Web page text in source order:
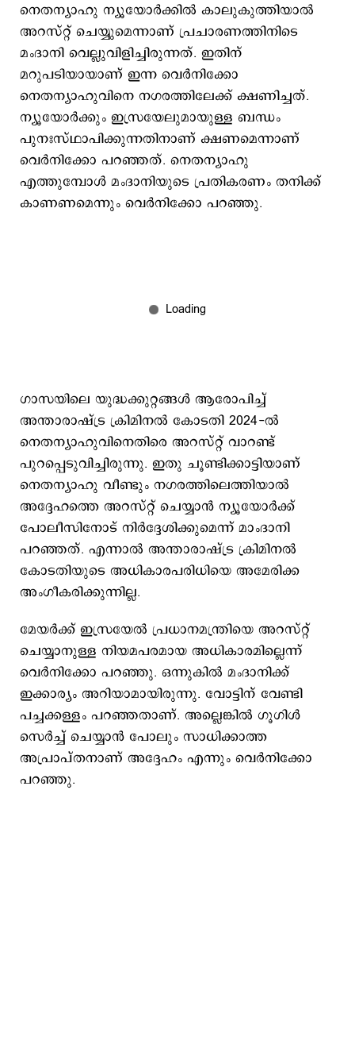
നെതന്യാഹു ന്യൂയോര്‍ക്കില്‍ കാലുകുത്തിയാല്‍
അറസ്റ്റ് ചെയ്യുമെന്നാണ് പ്രചാരണത്തിനിടെ
മംദാനി വെല്ലുവിളിച്ചിരുന്നത്. ഇതിന്
മറുപടിയായാണ് ഇന്ന വെര്‍നിക്കോ
നെതന്യാഹുവിനെ നഗരത്തിലേക്ക് ക്ഷണിച്ചത്.
ന്യൂയോര്‍ക്കും ഇസ്രയേലുമായുള്ള ബന്ധം
പുനഃസ്ഥാപിക്കുന്നതിനാണ് ക്ഷണമെന്നാണ്
വെര്‍നിക്കോ പറഞ്ഞത്. നെതന്യാഹു
എത്തുമ്പോള്‍ മംദാനിയുടെ പ്രതികരണം തനിക്ക്
കാണണമെന്നും വെര്‍നിക്കോ പറഞ്ഞു.
ഗാസയിലെ യുദ്ധക്കുറ്റങ്ങൾ ആരോപിച്ച്
അന്താരാഷ്ട്ര ക്രിമിനൽ കോടതി 2024-ൽ
നെതന്യാഹുവിനെതിരെ അറസ്റ്റ് വാറണ്ട്
പുറപ്പെടുവിച്ചിരുന്നു. ഇതു ചൂണ്ടിക്കാട്ടിയാണ്
നെതന്യാഹു വീണ്ടും നഗരത്തിലെത്തിയാൽ
അദ്ദേഹത്തെ അറസ്റ്റ് ചെയ്യാൻ ന്യൂയോർക്ക്
പോലീസിനോട് നിർദ്ദേശിക്കുമെന്ന് മാംദാനി
പറഞ്ഞത്. എന്നാല്‍ അന്താരാഷ്ട്ര ക്രിമിനൽ
കോടതിയുടെ അധികാരപരിധിയെ അമേരിക്ക
അംഗീകരിക്കുന്നില്ല.
മേയര്‍ക്ക് ഇസ്രയേല്‍ പ്രധാനമന്ത്രിയെ അറസ്റ്റ്
ചെയ്യാനുള്ള നിയമപരമായ അധികാരമില്ലെന്ന്
വെര്‍നിക്കോ പറഞ്ഞു. ഒന്നുകില്‍ മംദാനിക്ക്
ഇക്കാര്യം അറിയാമായിരുന്നു. വോട്ടിന് വേണ്ടി
പച്ചക്കള്ളം പറഞ്ഞതാണ്. അല്ലെങ്കില്‍ ഗൂഗിള്‍
സെര്‍ച്ച് ചെയ്യാന്‍ പോലും സാധിക്കാത്ത
അപ്രാപ്തനാണ് അദ്ദേഹം എന്നും വെര്‍നിക്കോ
പറഞ്ഞു.